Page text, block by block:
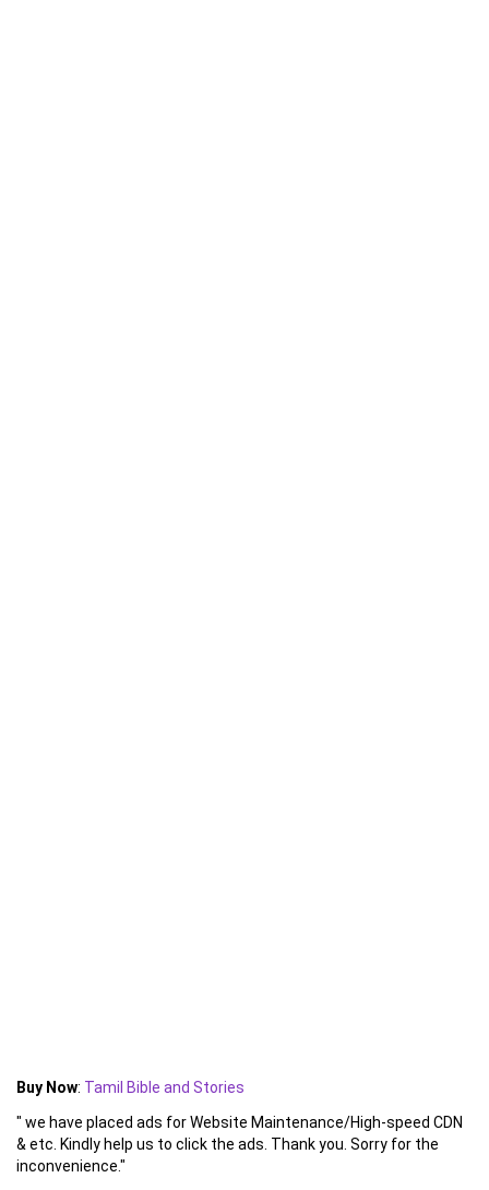
Buy Now: Tamil Bible and Stories
" we have placed ads for Website Maintenance/High-speed CDN
& etc. Kindly help us to click the ads. Thank you. Sorry for the
inconvenience."